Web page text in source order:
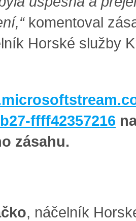
komentoval
Horské služby
ffff42357216
zásahu.
, náčelník